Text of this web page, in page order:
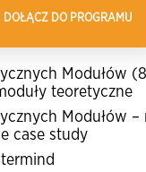
DOŁĄCZ DO PROGRAMU
Modułów
teoretyczne
Modułów –
case study